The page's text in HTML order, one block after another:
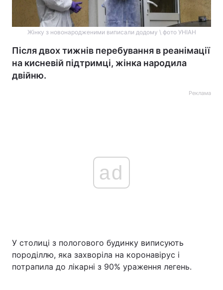
Жінку з новонародженими виписали додому \ фото УНІАН
Після двох тижнів перебування в реанімації
на кисневій підтримці, жінка народила
двійню.
Реклама
ad
У столиці з пологового будинку виписують
породіллю, яка захворіла на коронавірус і
потрапила до лікарні з 90% ураження легень.